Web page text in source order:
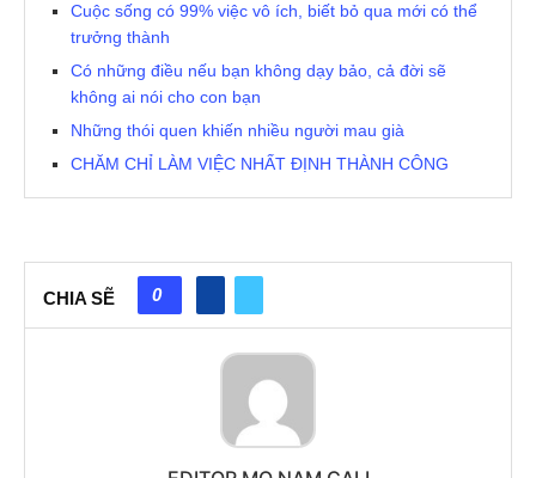
Cuộc sống có 99% việc vô ích, biết bỏ qua mới có thể
trưởng thành
Có những điều nếu bạn không dạy bảo, cả đời sẽ
không ai nói cho con bạn
Những thói quen khiến nhiều người mau già
CHĂM CHỈ LÀM VIỆC NHẤT ĐỊNH THÀNH CÔNG
CHIA SẼ 0